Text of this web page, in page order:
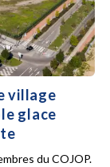
village
glace
du COJOP.